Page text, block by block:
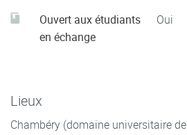
Ouvert aux étudiants
en échange
Oui
Lieux
Chambéry (domaine universitaire